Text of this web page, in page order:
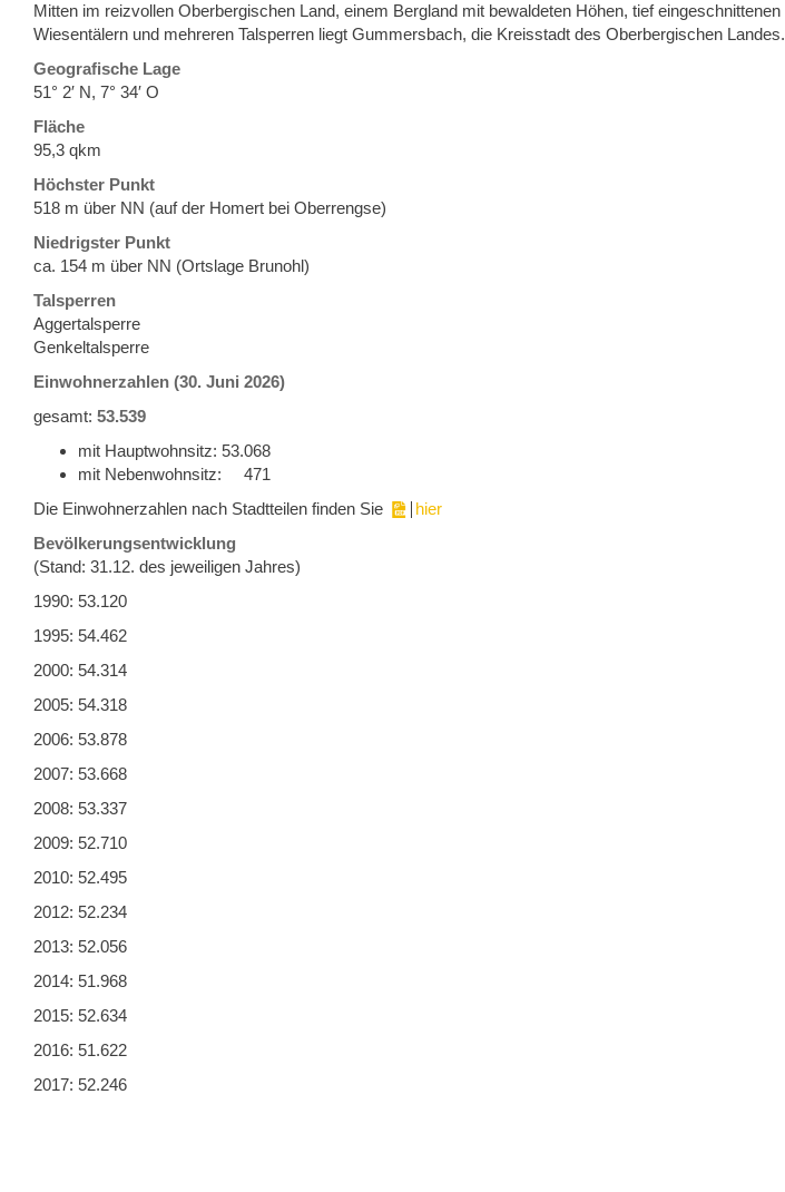
Mitten im reizvollen Oberbergischen Land, einem Bergland mit bewaldeten Höhen, tief eingeschnittenen
Wiesentälern und mehreren Talsperren liegt Gummersbach, die Kreisstadt des Oberbergischen Landes.
Geografische Lage
51° 2′ N, 7° 34′ O
Fläche
95,3 qkm
Höchster Punkt
518 m über NN (auf der Homert bei Oberrengse)
Niedrigster Punkt
ca. 154 m über NN (Ortslage Brunohl)
Talsperren
Aggertalsperre
Genkeltalsperre
Einwohnerzahlen (30. Juni 2026)
gesamt: 53.539
mit Hauptwohnsitz: 53.068
mit Nebenwohnsitz: 471
Die Einwohnerzahlen nach Stadtteilen finden Sie
hier
Bevölkerungsentwicklung
(Stand: 31.12. des jeweiligen Jahres)
1990: 53.120
1995: 54.462
2000: 54.314
2005: 54.318
2006: 53.878
2007: 53.668
2008: 53.337
2009: 52.710
2010: 52.495
2012: 52.234
2013: 52.056
2014: 51.968
2015: 52.634
2016: 51.622
2017: 52.246